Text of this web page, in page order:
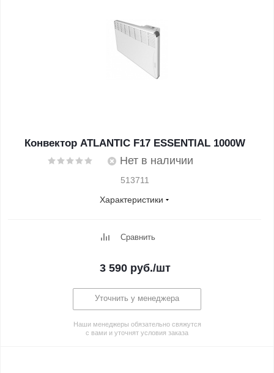
Конвектор ATLANTIC F17 ESSENTIAL 1000W
Нет в наличии
513711
Характеристики
Сравнить
3 590руб./шт
Уточнить у менеджера
Наши менеджеры обязательно свяжутся
с вами и уточнят условия заказа